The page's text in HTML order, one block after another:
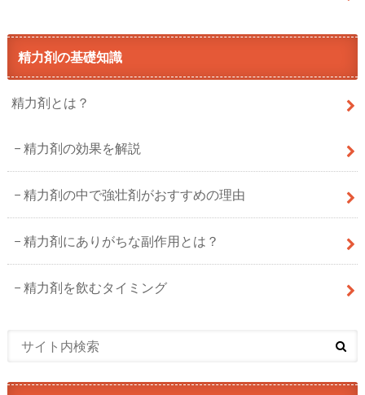
精力剤の基礎知識
精力剤とは？
精力剤の効果を解説
精力剤の中で強壮剤がおすすめの理由
精力剤にありがちな副作用とは？
精力剤を飲むタイミング